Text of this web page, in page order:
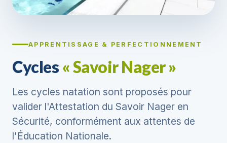
APPRENTISSAGE & PERFECTIONNEMENT
Cycles « Savoir Nager »
Les cycles natation sont proposés pour
valider l'Attestation du Savoir Nager en
Sécurité, conformément aux attentes de
l'Éducation Nationale.